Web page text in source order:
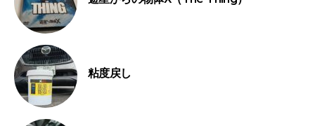
粘度戻し